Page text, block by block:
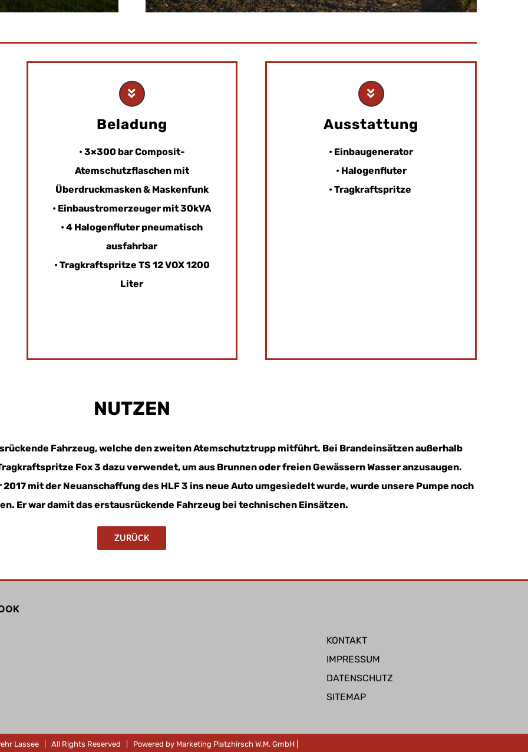
Beladung
• 3×300 bar Composit-
Atemschutzflaschen mit
Überdruckmasken & Maskenfunk
• Einbaustromerzeuger mit 30kVA
• 4 Halogenfluter pneumatisch
ausfahrbar
• Tragkraftspritze TS 12 VOX 1200
Liter
Ausstattung
• Einbaugenerator
• Halogenfluter
• Tragkraftspritze
NUTZEN
Fahrzeug, welche den zweiten Atemschutztrupp mitführt. Bei Brandeinsätzen außerhalb
Fox 3 dazu verwendet, um aus Brunnen oder freien Gewässern Wasser anzusaugen.
mit der Neuanschaffung des HLF 3 ins neue Auto umgesiedelt wurde, wurde unsere Pumpe noch
Er war damit das erstausrückende Fahrzeug bei technischen Einsätzen.
ZURÜCK
KONTAKT
IMPRESSUM
DATENSCHUTZ
SITEMAP
Lassee | All Rights Reserved | Powered by Marketing Platzhirsch W.M. GmbH